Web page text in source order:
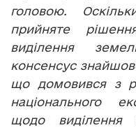
головою.
прийняте
виділення
консенсус
що домовився з
національного
щодо виділення